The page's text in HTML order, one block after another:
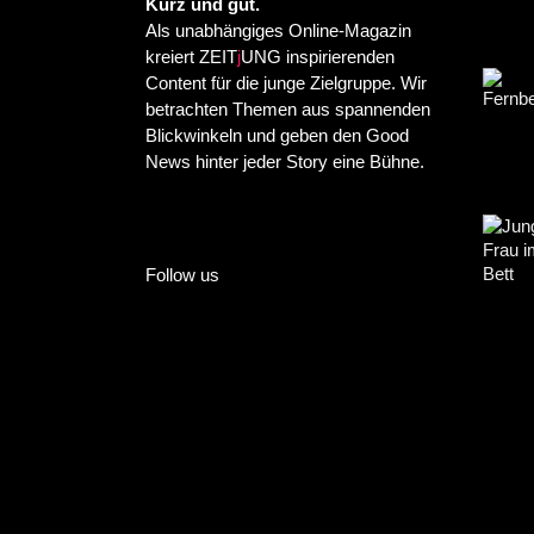
Kurz und gut.
Als unabhängiges Online-Magazin
kreiert ZEITjUNG inspirierenden
Content für die junge Zielgruppe. Wir
betrachten Themen aus spannenden
Blickwinkeln und geben den Good
News hinter jeder Story eine Bühne.
Follow us